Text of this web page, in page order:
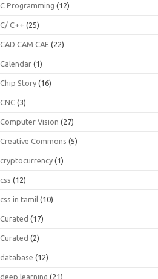
C Programming (12)
C/ C++ (25)
CAD CAM CAE (22)
Calendar (1)
Chip Story (16)
CNC (3)
Computer Vision (27)
Creative Commons (5)
cryptocurrency (1)
css (12)
css in tamil (10)
Curated (17)
Curated (2)
database (12)
deep learning (21)